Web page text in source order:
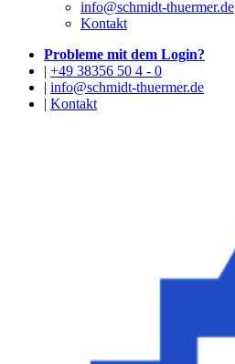
info@schmidt-thuermer.de
Kontakt
Probleme mit dem Login?
| +49 38356 50 4 - 0
| info@schmidt-thuermer.de
| Kontakt